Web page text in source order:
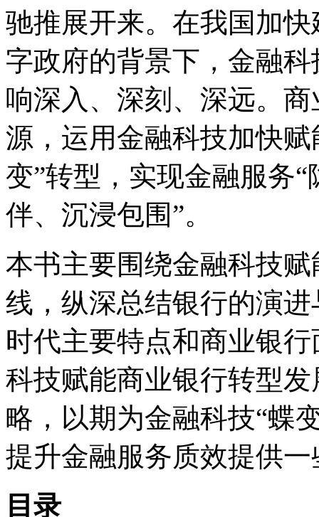
驰推展开来。在我国加
字政府的背景下，金融
响深入、深刻、深远。
源，运用金融科技加快
变”转型，实现金融服务
伴、沉浸包围”。
本书主要围绕金融科技
线，纵深总结银行的演
时代主要特点和商业银
科技赋能商业银行转型
略，以期为金融科技“蝶
提升金融服务质效提供
目录